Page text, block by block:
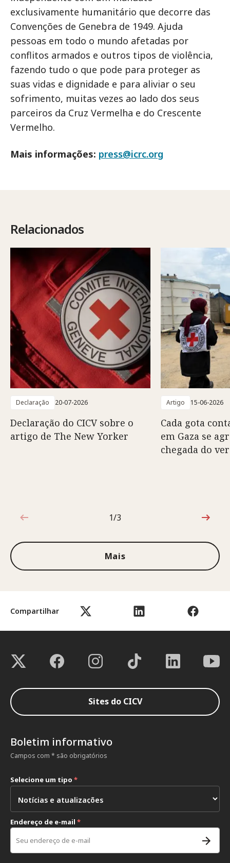
Compartilhar
exclusivamente humanitário que decorre das
Convenções de Genebra de 1949. Ajuda
pessoas em todo o mundo afetadas por
conflitos armados e outros tipos de violência,
fazendo tudo o que pode para proteger as
suas vidas e dignidade e para aliviar o seu
sofrimento, muitas vezes ao lado dos seus
parceiros da Cruz Vermelha e do Crescente
Vermelho.
Mais informações: press@icrc.org
Relacionados
Declaração 20-07-2026
Declaração do CICV sobre o
artigo de The New Yorker
Artigo 15-06-2026
Cada gota
em Gaza se
chegada do
1 de 3
1/3
Mais
Sites do CICV
Boletim informativo
Campos com * são obrigatórios
Selecione um tipo *
Endereço de e-mail *